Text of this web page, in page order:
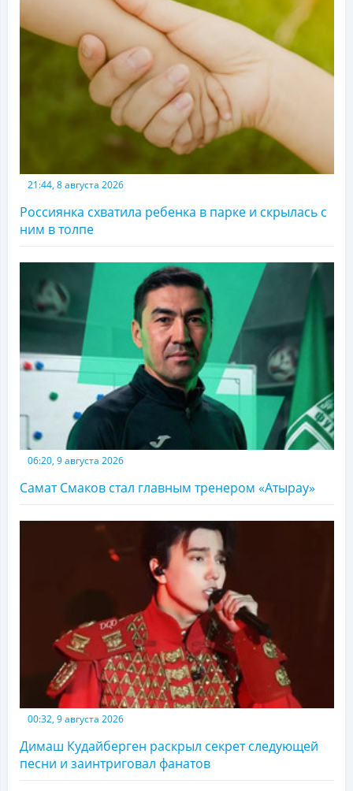
21:44, 8 августа 2026
Россиянка схватила ребенка в парке и скрылась с
ним в толпе
06:20, 9 августа 2026
Самат Смаков стал главным тренером «Атырау»
00:32, 9 августа 2026
Димаш Кудайберген раскрыл секрет следующей
песни и заинтриговал фанатов